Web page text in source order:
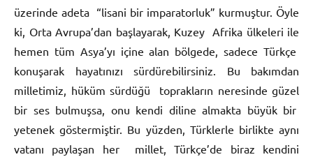
üzerinde adeta “lisani bir imparatorluk” kurmuştur. Öyle
ki, Orta Avrupa’dan başlayarak, Kuzey Afrika ülkeleri ile
hemen tüm Asya’yı içine alan bölgede, sadece Türkçe
konuşarak hayatınızı sürdürebilirsiniz. Bu bakımdan
milletimiz, hüküm sürdüğü toprakların neresinde güzel
bir ses bulmuşsa, onu kendi diline almakta büyük bir
yetenek göstermiştir. Bu yüzden, Türklerle birlikte aynı
vatanı paylaşan her millet, Türkçe’de biraz kendini